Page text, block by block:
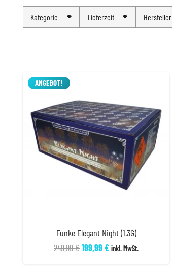
Kategorie Lieferzeit Hersteller
ANGEBOT!
Funke Elegant Night (1.3G)
249,99€Ursprünglicher
199,99€Aktueller
inkl. MwSt.